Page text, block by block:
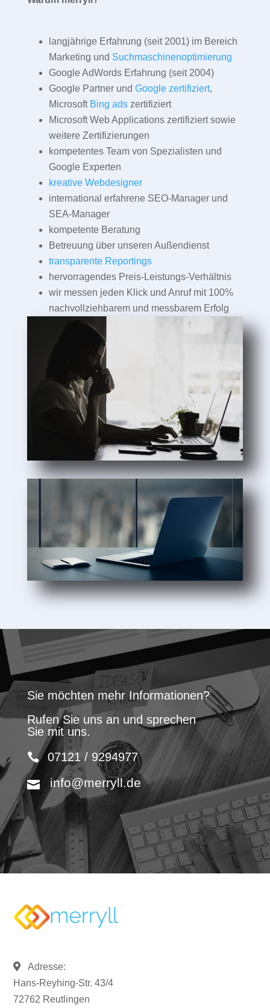
langjährige Erfahrung (seit 2001) im Bereich
Marketing und Suchmaschinenoptimierung
Google AdWords Erfahrung (seit 2004)
Google Partner und Google zertifiziert,
Microsoft Bing adszertifiziert
Microsoft Web Applications zertifiziert sowie
weitere Zertifizierungen
kompetentes Team von Spezialisten und
Google Experten
kreative Webdesigner
international erfahrene SEO-Manager und
SEA-Manager
kompetente Beratung
Betreuung über unseren Außendienst
transparente Reportings
hervorragendes Preis-Leistungs-Verhältnis
wir messen jeden Klick und Anruf mit 100%
nachvollziehbarem und messbarem Erfolg
Sie möchten mehr Informationen?
Rufen Sie uns an und sprechen
Sie mit uns.
07121 / 9294977
info@merryll.de
Adresse:
Hans-Reyhing-Str. 43/4
72762 Reutlingen